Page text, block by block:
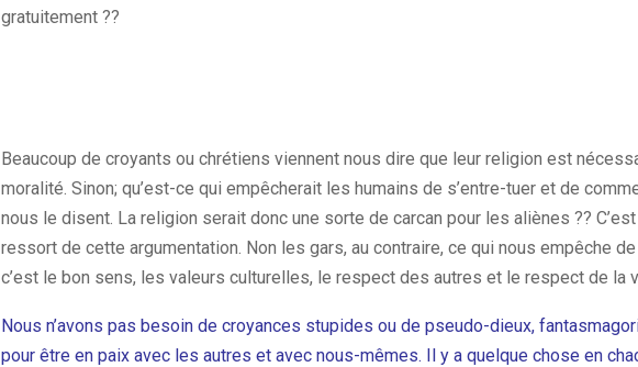
gratuitement ??
Beaucoup de croyants ou chrétiens viennent nous dire que leur religion est
moralité. Sinon; qu’est-ce qui empêcherait les humains de s’entre-tuer et de
nous le disent. La religion serait donc une sorte de carcan pour les aliènes ??
ressort de cette argumentation. Non les gars, au contraire, ce qui nous empêche
c’est le bon sens, les valeurs culturelles, le respect des autres et le respect de la
Nous n’avons pas besoin de croyances stupides ou de pseudo-dieux,
pour être en paix avec les autres et avec nous-mêmes. Il y a quelque chose en